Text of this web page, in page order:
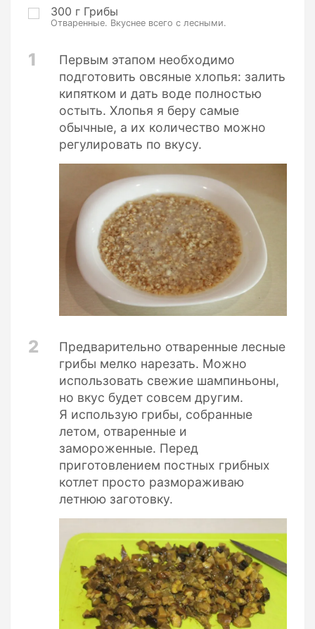
300 г Грибы
Отваренные. Вкуснее всего с лесными.
1
Первым этапом необходимо
подготовить овсяные хлопья: залить
кипятком и дать воде полностью
остыть. Хлопья я беру самые
обычные, а их количество можно
регулировать по вкусу.
2
Предварительно отваренные лесные
грибы мелко нарезать. Можно
использовать свежие шампиньоны,
но вкус будет совсем другим.
Я использую грибы, собранные
летом, отваренные и
замороженные. Перед
приготовлением постных грибных
котлет просто размораживаю
летнюю заготовку.